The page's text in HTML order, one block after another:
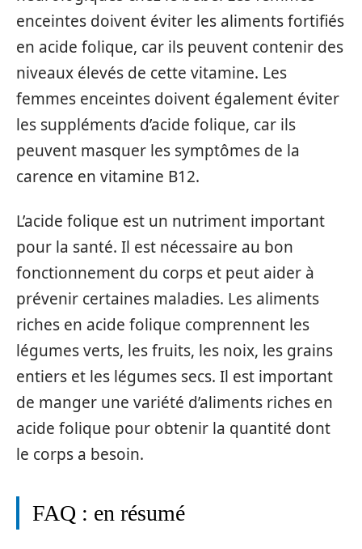
enceintes doivent éviter les aliments fortifiés
en acide folique, car ils peuvent contenir des
niveaux élevés de cette vitamine. Les
femmes enceintes doivent également éviter
les suppléments d’acide folique, car ils
peuvent masquer les symptômes de la
carence en vitamine B12.
L’acide folique est un nutriment important
pour la santé. Il est nécessaire au bon
fonctionnement du corps et peut aider à
prévenir certaines maladies. Les aliments
riches en acide folique comprennent les
légumes verts, les fruits, les noix, les grains
entiers et les légumes secs. Il est important
de manger une variété d’aliments riches en
acide folique pour obtenir la quantité dont
le corps a besoin.
FAQ : en résumé